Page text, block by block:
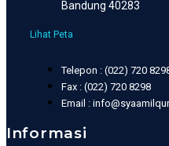
Bandung 40283
Lihat Peta
Telepon : (022) 720
Fax : (022) 720 8298
Email :
Informasi